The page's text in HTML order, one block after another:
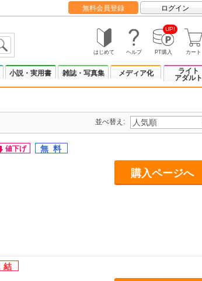
無料会員登録 ログイン
はじめて ヘルプ
UP!
PT購入 カート
小説・実用書 雑誌・写真集 メディア化
ライト
アダルト
並べ替え:
購入ページへ